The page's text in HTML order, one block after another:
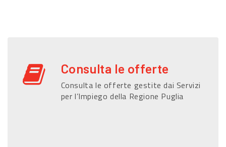
Consulta le offerte
Consulta le offerte gestite dai Servizi
per l’Impiego della Regione Puglia